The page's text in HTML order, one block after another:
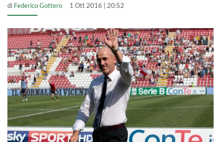
di Federico Gottero 1 Ott 2016 | 20:52